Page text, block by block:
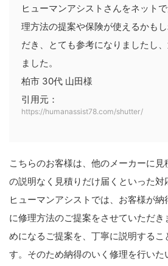
ヒューマンアシストさんをネット
理方法の提案や保険が使えるかも
だき、とても参考になりましたし
ました。
柏市 30代 山田様
引用元：
https://humanassist78.com/shutter/
こちらのお客様は、他のメーカーに
の説明なく見積りだけ届くといった対
ヒューマンアシストでは、お客様が納
に修理方法のご提案をさせていただき
めになるご提案を、丁寧に説明するこ
す。そのため納得のいく修理を行いた